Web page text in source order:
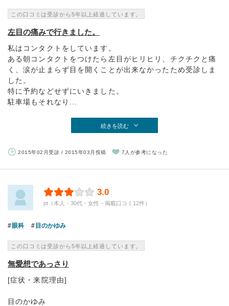
この口コミは受診から5年以上経過しています。
左目の痛みで行きました。
私はコンタクトをしています。
ある朝コンタクトをつけたら左目がヒリヒリ、チクチクと痛
く、涙が止まらず目を開くことが出来なかったため受診しま
した。
特に予約などせずにいきました。
駐車場もそれなり...
続きを読む
2015年02月受診 / 2015年03月投稿 7人が参考になった
3.0
pt（本人・30代・女性・掲載口コミ12件）
眼科 目のかゆみ
この口コミは受診から5年以上経過しています。
無愛想であっさり
[症状・来院理由]
目のかゆみ